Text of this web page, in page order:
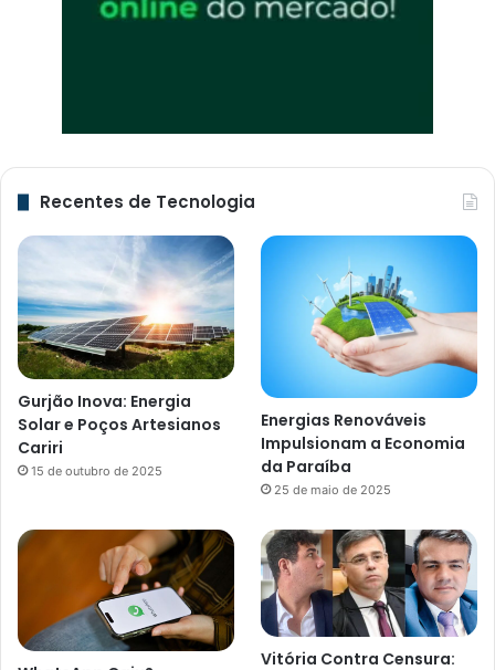
Recentes de Tecnologia
Gurjão Inova: Energia
Solar e Poços Artesianos
Cariri
15 de outubro de 2025
Energias Renováveis
Impulsionam a Economia
da Paraíba
25 de maio de 2025
Vitória Contra Censura: